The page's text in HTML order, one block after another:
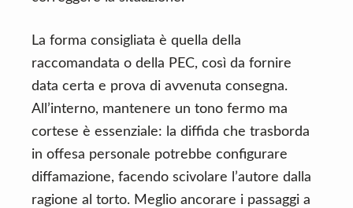
La forma consigliata è quella della
raccomandata o della PEC, così da fornire
data certa e prova di avvenuta consegna.
All’interno, mantenere un tono fermo ma
cortese è essenziale: la diffida che trasborda
in offesa personale potrebbe configurare
diffamazione, facendo scivolare l’autore dalla
ragione al torto. Meglio ancorare i passaggi a